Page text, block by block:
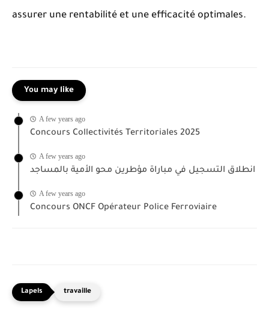
assurer une rentabilité et une efficacité optimales.
You may like
A few years ago
Concours Collectivités Territoriales 2025
A few years ago
انطلاق التسجيل في مباراة مؤطرين محو الأمية بالمساجد
A few years ago
Concours ONCF Opérateur Police Ferroviaire
travaille